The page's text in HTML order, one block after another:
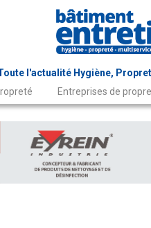
l'actualité Hygiène,
Entreprises de